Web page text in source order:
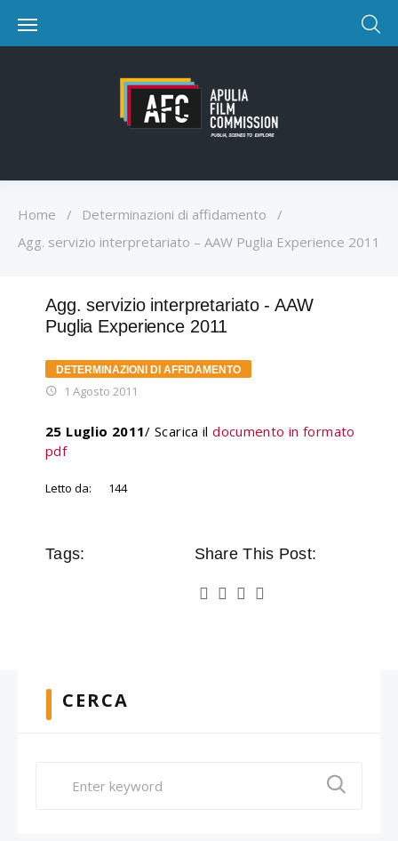
Home / Determinazioni di affidamento
/
Agg. servizio interpretariato – AAW Puglia Experience 2011
Agg. servizio interpretariato - AAW
Puglia Experience 2011
DETERMINAZIONI DI AFFIDAMENTO
1 Agosto 2011
25 Luglio 2011/ Scarica ildocumento in formato
pdf
Letto da: 144
Tags: Share This Post:
CERCA